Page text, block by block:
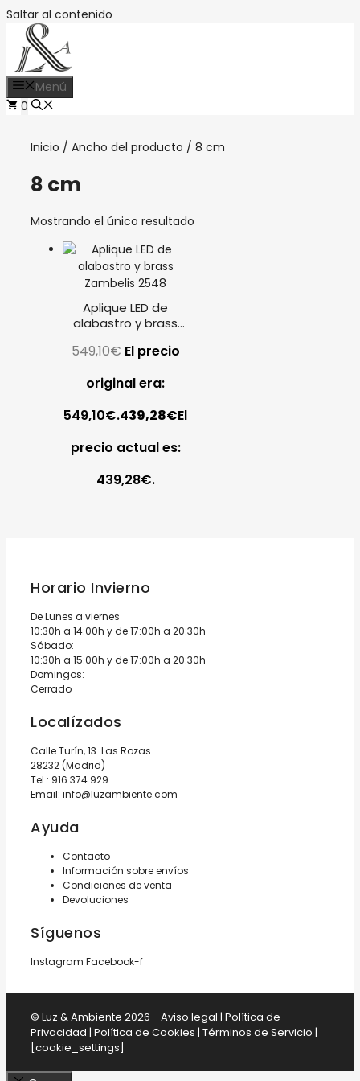
Saltar al contenido
Menú
0
Inicio / Ancho del producto / 8 cm
8 cm
Mostrando el único resultado
Aplique LED de
alabastro y brass
549,10€ El precio
original era:
549,10€.439,28€El
precio actual es:
439,28€.
Horario Invierno
De Lunes a viernes
10:30h a 14:00h y de 17:00h a 20:30h
Sábado:
10:30h a 15:00h y de 17:00h a 20:30h
Domingos:
Cerrado
Localízados
Calle Turín, 13. Las Rozas.
28232 (Madrid)
Tel.: 916 374 929
Email: info@luzambiente.com
Ayuda
Contacto
Información sobre envíos
Condiciones de venta
Devoluciones
Síguenos
Instagram Facebook-f
© Luz & Ambiente 2026 - Aviso legal | Política de
Privacidad | Política de Cookies | Términos de Servicio |
[cookie_settings]